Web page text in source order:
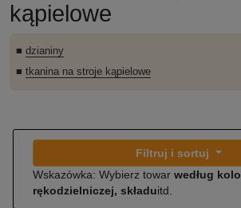
kąpielowe
■ dzianiny
■ tkanina na stroje kąpielowe
Filtruj i sortuj
Wskazówka: Wybierz towar według
rękodzielniczej, składuitd.